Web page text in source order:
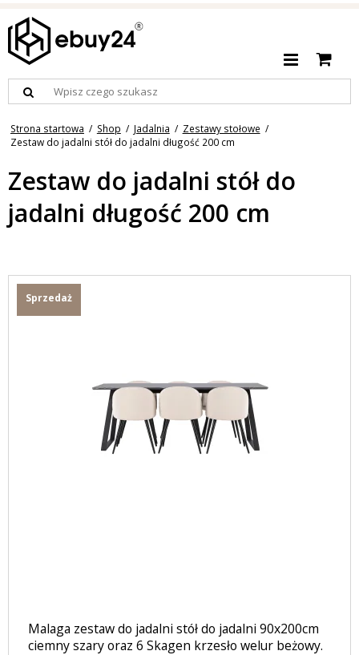
Strona startowa / Shop / Jadalnia / Zestawy stołowe /
Zestaw do jadalni stół do jadalni długość 200 cm
Zestaw do jadalni stół do
jadalni długość 200 cm
Sprzedaż
Malaga zestaw do jadalni stół do jadalni 90x200cm
ciemny szary oraz 6 Skagen krzesło welur beżowy.